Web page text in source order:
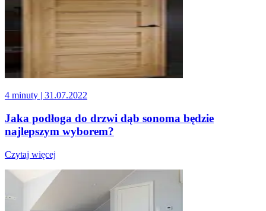
4 minuty | 31.07.2022
Jaka podłoga do drzwi dąb sonoma będzie
najlepszym wyborem?
Czytaj więcej